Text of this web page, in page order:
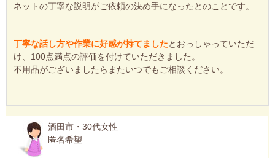
ネットの丁寧な説明がご依頼の決め手になったとのことです。
丁寧な話し方や作業に好感が持てましたとおっしゃっていただ
け、100点満点の評価を付けていただきました。
不用品がございましたらまたいつでもご相談ください。
酒田市・30代女性
匿名希望